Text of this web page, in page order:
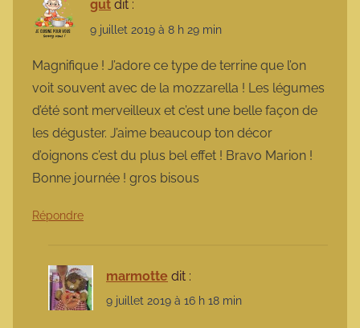
gut dit :
9 juillet 2019 à 8 h 29 min
Magnifique ! J’adore ce type de terrine que l’on
voit souvent avec de la mozzarella ! Les légumes
d’été sont merveilleux et c’est une belle façon de
les déguster. J’aime beaucoup ton décor
d’oignons c’est du plus bel effet ! Bravo Marion !
Bonne journée ! gros bisous
Répondre
marmotte dit :
9 juillet 2019 à 16 h 18 min